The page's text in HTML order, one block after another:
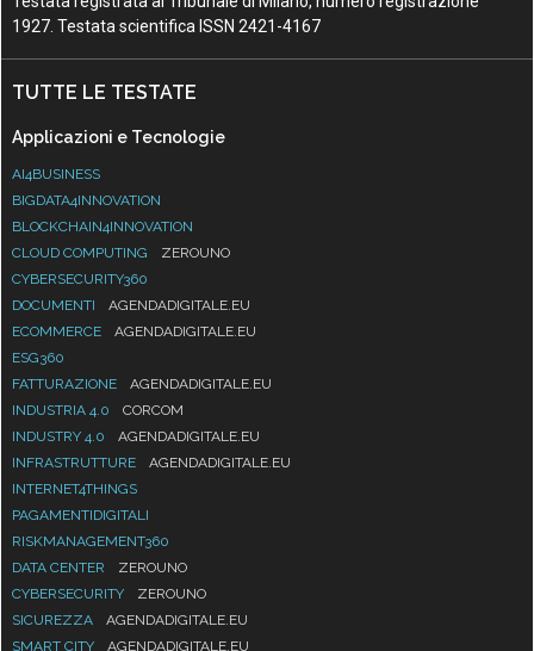
1927. Testata scientifica ISSN 2421-4167
TUTTE LE TESTATE
Applicazioni e Tecnologie
AI4BUSINESS
BIGDATA4INNOVATION
BLOCKCHAIN4INNOVATION
CLOUD COMPUTING
ZEROUNO
CYBERSECURITY360
DOCUMENTI
AGENDADIGITALE.EU
ECOMMERCE
AGENDADIGITALE.EU
ESG360
FATTURAZIONE
AGENDADIGITALE.EU
INDUSTRIA 4.0
CORCOM
INDUSTRY 4.0
AGENDADIGITALE.EU
INFRASTRUTTURE
AGENDADIGITALE.EU
INTERNET4THINGS
PAGAMENTIDIGITALI
RISKMANAGEMENT360
DATA CENTER
ZEROUNO
CYBERSECURITY
ZEROUNO
SICUREZZA
AGENDADIGITALE.EU
SMART CITY
AGENDADIGITALE.EU